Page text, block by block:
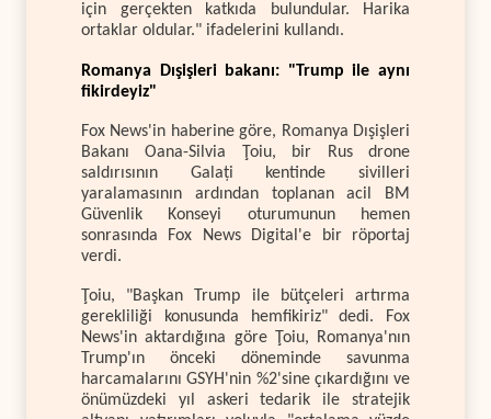
için gerçekten katkıda bulundular. Harika
ortaklar oldular." ifadelerini kullandı.
Romanya Dışişleri bakanı: "Trump ile aynı
fikirdeyiz"
Fox News'in haberine göre, Romanya Dışişleri
Bakanı Oana-Silvia Ţoiu, bir Rus drone
saldırısının Galați kentinde sivilleri
yaralamasının ardından toplanan acil BM
Güvenlik Konseyi oturumunun hemen
sonrasında Fox News Digital'e bir röportaj
verdi.
Ţoiu, "Başkan Trump ile bütçeleri artırma
gerekliliği konusunda hemfikiriz" dedi. Fox
News'in aktardığına göre Ţoiu, Romanya'nın
Trump'ın önceki döneminde savunma
harcamalarını GSYH'nin %2'sine çıkardığını ve
önümüzdeki yıl askeri tedarik ile stratejik